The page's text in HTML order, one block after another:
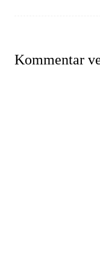
Kommentar